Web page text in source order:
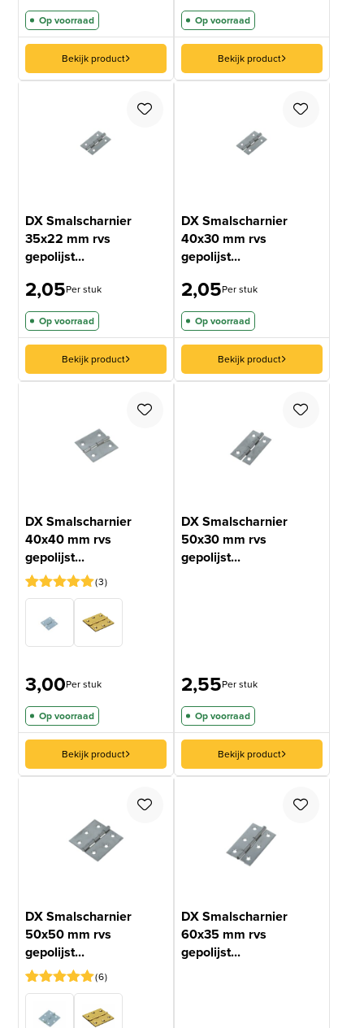
Op voorraad
Bekijk product
Op voorraad
Bekijk product
DX Smalscharnier
35x22 mm rvs
gepolijst...
2,05Per stuk
Op voorraad
Bekijk product
DX Smalscharnier
40x30 mm rvs
gepolijst...
2,05Per stuk
Op voorraad
Bekijk product
DX Smalscharnier
40x40 mm rvs
gepolijst...
Gewaardeerd
gebaseerd
3
3
3,00Per stuk
Op voorraad
Bekijk product
DX Smalscharnier
50x30 mm rvs
gepolijst...
2,55Per stuk
Op voorraad
Bekijk product
DX Smalscharnier
50x50 mm rvs
gepolijst...
Gewaardeerd
op 5
gebaseerd
6
6
DX Smalscharnier
60x35 mm rvs
gepolijst...